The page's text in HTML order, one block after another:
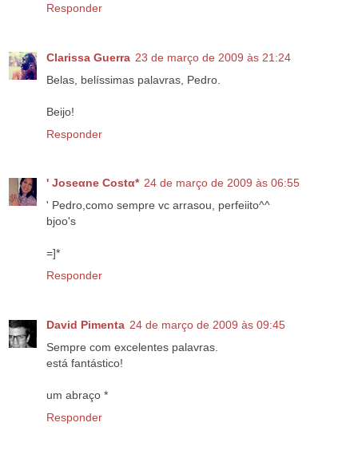
Responder
Clarissa Guerra 23 de março de 2009 às 21:24
Belas, belíssimas palavras, Pedro.
Beijo!
Responder
' Joseαne Costα* 24 de março de 2009 às 06:55
' Pedro,como sempre vc arrasou, perfeiito^^
bjoo's
=]*
Responder
David Pimenta 24 de março de 2009 às 09:45
Sempre com excelentes palavras.
está fantástico!
um abraço *
Responder